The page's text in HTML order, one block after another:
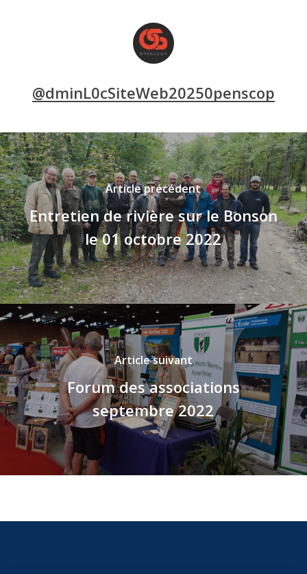
@dminL0cSiteWeb20250penscop
Article précédent
Entretien de rivière sur le Bonson
le 01 octobre 2022
Article suivant
Forum des associations
septembre 2022